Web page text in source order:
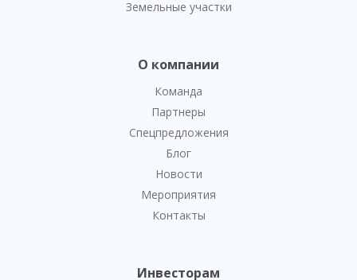
Земельные участки
О компании
Команда
Партнеры
Спецпредложения
Блог
Новости
Мероприятия
Контакты
Инвесторам